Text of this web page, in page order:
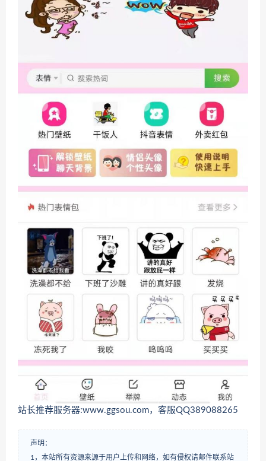
站长推荐服务器:www.ggsou.com，客服QQ389088265
声明：
1，本站所有资源来源于用户上传和网络，如有侵权请邮件联系站